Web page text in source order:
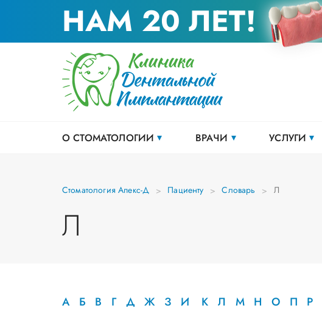
НАМ 20 ЛЕТ!
О СТОМАТОЛОГИИ ВРАЧИ УСЛУГИ
Стоматология Апекс-Д Пациенту Словарь Л
Л
А Б В Г Д Ж З И К Л М Н О П Р